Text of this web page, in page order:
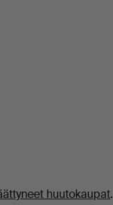
huutokaupat.